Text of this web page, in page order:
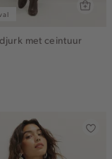
met ceintuur